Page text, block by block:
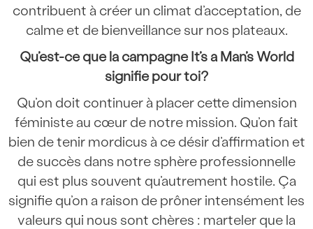
contribuent à créer un climat d’acceptation, de
calme et de bienveillance sur nos plateaux.
Qu’est-ce que la campagne It’s a Man’s World
signifie pour toi?
Qu’on doit continuer à placer cette dimension
féministe au cœur de notre mission. Qu’on fait
bien de tenir mordicus à ce désir d’affirmation et
de succès dans notre sphère professionnelle
qui est plus souvent qu’autrement hostile. Ça
signifie qu’on a raison de prôner intensément les
valeurs qui nous sont chères : marteler que la